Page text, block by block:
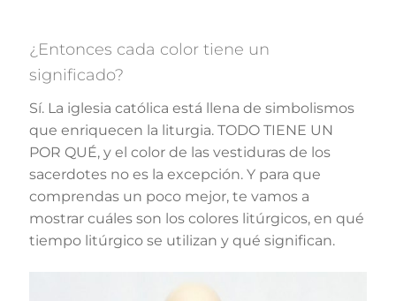
¿Entonces cada color tiene un
significado?
Sí. La iglesia católica está llena de simbolismos
que enriquecen la liturgia. TODO TIENE UN
POR QUÉ, y el color de las vestiduras de los
sacerdotes no es la excepción. Y para que
comprendas un poco mejor, te vamos a
mostrar cuáles son los colores litúrgicos, en qué
tiempo litúrgico se utilizan y qué significan.